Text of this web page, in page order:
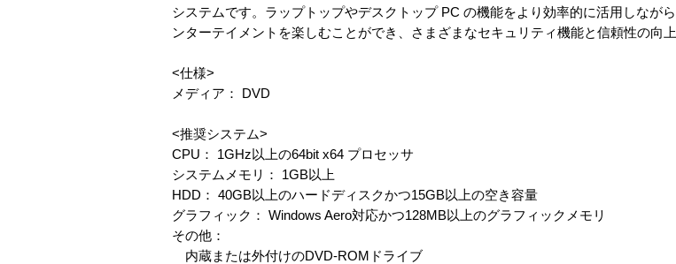
システムです。ラップトップやデスクトップ PC の機能をより効率的に活用しなが
ンターテイメントを楽しむことができ、さまざまなセキュリティ機能と信頼性の向
<仕様>
メディア： DVD
<推奨システム>
CPU： 1GHz以上の64bit x64 プロセッサ
システムメモリ： 1GB以上
HDD： 40GB以上のハードディスクかつ15GB以上の空き容量
グラフィック： Windows Aero対応かつ128MB以上のグラフィックメモリ
その他：
内蔵または外付けのDVD-ROMドライブ